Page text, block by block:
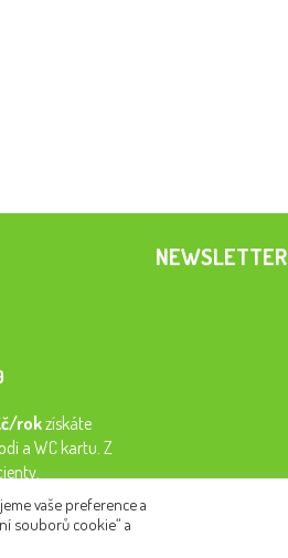
rokzískáte
a WC kartu. Z
NEWSLETTER
vaše preference a
souborů cookie“ a